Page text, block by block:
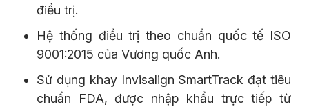
điều trị.
Hệ thống điều trị theo chuẩn quốc tế ISO
9001:2015 của Vương quốc Anh.
Sử dụng khay Invisalign SmartTrack đạt tiêu
chuẩn FDA, được nhập khẩu trực tiếp từ